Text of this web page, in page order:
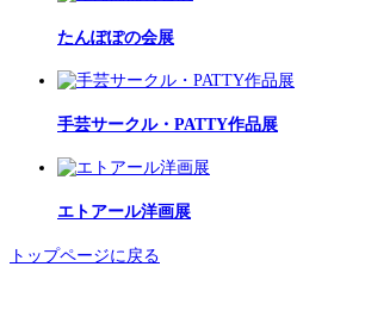
たんぽぽの会展
手芸サークル・PATTY作品展
エトアール洋画展
トップページに戻る